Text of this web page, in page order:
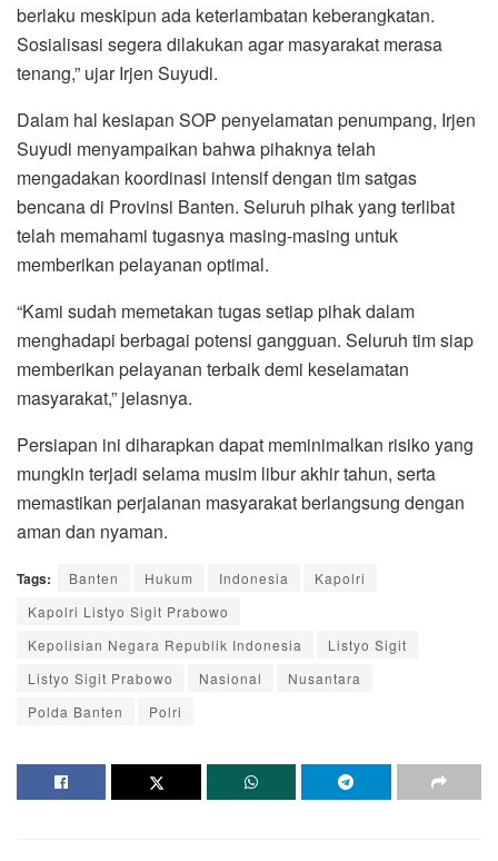
berlaku meskipun ada keterlambatan keberangkatan.
Sosialisasi segera dilakukan agar masyarakat merasa
tenang,” ujar Irjen Suyudi.
Dalam hal kesiapan SOP penyelamatan penumpang, Irjen
Suyudi menyampaikan bahwa pihaknya telah
mengadakan koordinasi intensif dengan tim satgas
bencana di Provinsi Banten. Seluruh pihak yang terlibat
telah memahami tugasnya masing-masing untuk
memberikan pelayanan optimal.
“Kami sudah memetakan tugas setiap pihak dalam
menghadapi berbagai potensi gangguan. Seluruh tim siap
memberikan pelayanan terbaik demi keselamatan
masyarakat,” jelasnya.
Persiapan ini diharapkan dapat meminimalkan risiko yang
mungkin terjadi selama musim libur akhir tahun, serta
memastikan perjalanan masyarakat berlangsung dengan
aman dan nyaman.
Tags: Banten Hukum Indonesia
Kapolri
Kapolri Listyo Sigit Prabowo
Kepolisian Negara Republik Indonesia
Listyo Sigit
Listyo Sigit Prabowo
Nasional
Nusantara
Polda Banten
Polri